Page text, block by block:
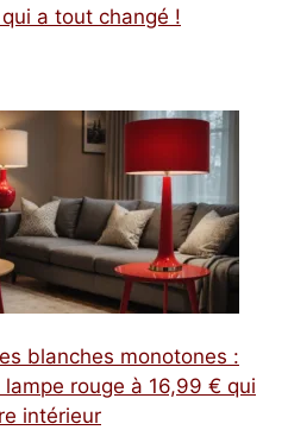
qui a tout changé !
blanches monotones :
lampe rouge à 16,99 € qui
intérieur